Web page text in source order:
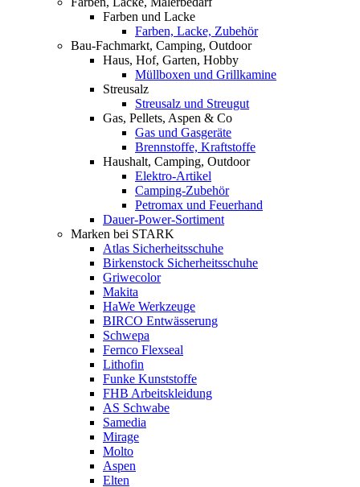
Farben und Lacke
Farben, Lacke, Zubehör
Bau-Fachmarkt, Camping, Outdoor
Haus, Hof, Garten, Hobby
Müllboxen und Grillkamine
Streusalz
Streusalz und Streugut
Gas, Pellets, Aspen & Co
Gas und Gasgeräte
Brennstoffe, Kraftstoffe
Haushalt, Camping, Outdoor
Elektro-Artikel
Camping-Zubehör
Petromax und Feuerhand
Dauer-Power-Sortiment
Marken bei STARK
Atlas Sicherheitsschuhe
Birkenstock Sicherheitsschuhe
Griwecolor
Makita
HaWe Werkzeuge
BIRCO Entwässerung
Schwepa
Fernco Flexseal
Lithofin
Funke Kunststoffe
FHB Arbeitskleidung
AS Schwabe
Samedia
Mirage
Molto
Aspen
Elten